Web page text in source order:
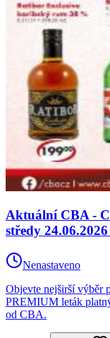
Aktuální CBA -
středy
Nenastaveno
Objevte nejširší
PREMIUM leták
od CBA.